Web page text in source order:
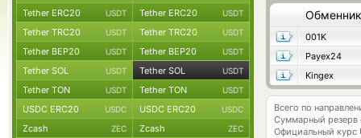
Обменник
001K
Payex24
Kingex
Всего по
Суммарный резерв
Официальный курс
Tether ERC20 USDT Tether ERC20 USDT
Tether TRC20 USDT Tether TRC20 USDT
Tether BEP20 USDT Tether BEP20 USDT
Tether SOL USDT Tether SOL USDT
Tether TON USDT Tether TON USDT
USDC ERC20 USDC USDC ERC20 USDC
Zcash ZEC Zcash ZEC